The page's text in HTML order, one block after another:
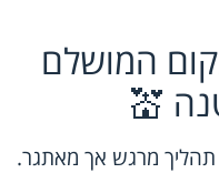
המושלם
💒
מרגש אך מאתגר.